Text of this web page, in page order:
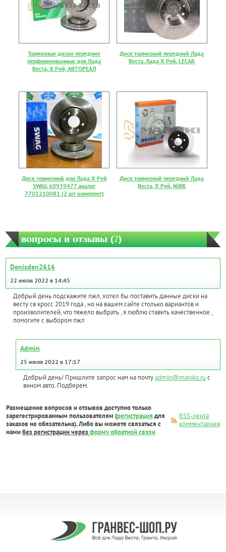
Тормозные диски передние
перфорированные для Лада
Веста, Х Рей, АВТОРЕАЛ
Диск тормозной передний Лада
Веста, Лада Х Рей, LECAR
Диск тормозной для Лада Х Рей
SWAG 60939477 аналог
7701210081 (2 шт комплект)
Диск тормозной передний Лада
Веста, Х Рей, NiBK
вопросы и отзывы (2)
Denisden2616
22 июля 2022 в 14:45
Добрый день подскажите пжл, хотел бы поставить данные диски на
весту св кросс 2019 года , но на вашем сайте столько вариантов и
произволителей, что тяжело выбрать , я люблю ставить качественное ,
помогите с выбором пжл
Admin
25 июля 2022 в 17:17
Добрый день! Пришлите запрос нам на почтуadmin@maviko.ru с
вином авто. Подберем.
Размещение вопросов и отзывов доступно только
зарегестрированным пользователям (регистрация для
заказов не обязательна). Либо вы можете связаться с
намибез регистрации через форму обратной связи
RSS-лента
комментариев